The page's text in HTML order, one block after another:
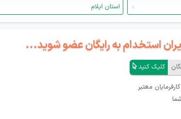
استان ایلام
استخدام به رایگان عضو شوید...
کلیک کنید
معتبر